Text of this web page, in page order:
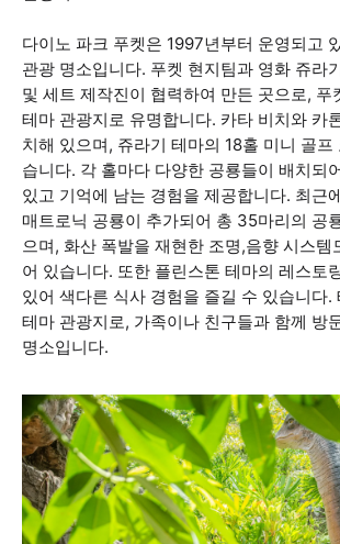
다이노 파크 푸켓은 1997년부터 운영되고
관광 명소입니다. 푸켓 현지팀과 영화 쥬라
및 세트 제작진이 협력하여 만든 곳으로, 푸
테마 관광지로 유명합니다. 카타 비치와 카
치해 있으며, 쥬라기 테마의 18홀 미니 골프
습니다. 각 홀마다 다양한 공룡들이 배치되
있고 기억에 남는 경험을 제공합니다. 최근
매트로닉 공룡이 추가되어 총 35마리의 공
으며, 화산 폭발을 재현한 조명,음향 시스템
어 있습니다. 또한 플린스톤 테마의 레스토
있어 색다른 식사 경험을 즐길 수 있습니다.
테마 관광지로, 가족이나 친구들과 함께 방
명소입니다.